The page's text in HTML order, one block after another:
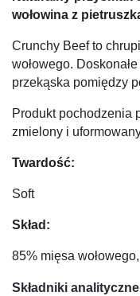
wołowina z
Crunchy Beef to
wołowego.
przekąska pomiędzy
Produkt pochodzenia
zmielony i
Twardość:
Soft
Skład:
85% mięsa
Składniki